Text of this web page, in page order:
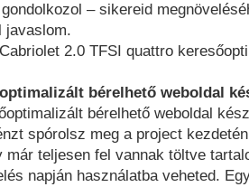
gondolkozol – sikereid
javaslom.
2.0 TFSI quattro
bérelhető weboldal
bérelhető weboldal
spórolsz meg a project
már teljesen fel vannak töltve
napján használatba veheted.